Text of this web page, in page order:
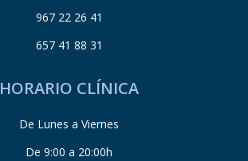
967 22 26 41
657 41 88 31
HORARIO CLÍNICA
De Lunes a Viernes
De 9:00 a 20:00h